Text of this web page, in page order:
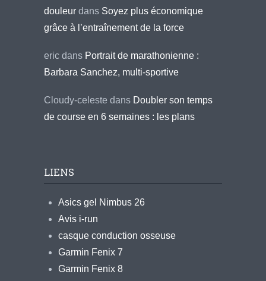
douleur dans Soyez plus économique
grâce à l’entraînement de la force
eric dans Portrait de marathonienne :
Barbara Sanchez, multi-sportive
Cloudy-celeste dans Doubler son temps
de course en 6 semaines : les plans
LIENS
Asics gel Nimbus 26
Avis i-run
casque conduction osseuse
Garmin Fenix 7
Garmin Fenix 8